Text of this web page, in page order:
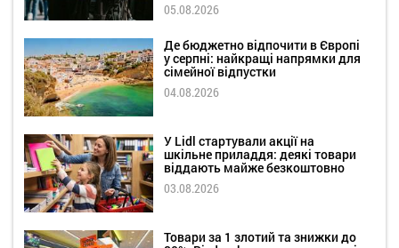
05.08.2026
Де бюджетно відпочити в Європі
у серпні: найкращі напрямки для
сімейної відпустки
04.08.2026
У Lidl стартували акції на
шкільне приладдя: деякі товари
віддають майже безкоштовно
03.08.2026
Товари за 1 злотий та знижки до